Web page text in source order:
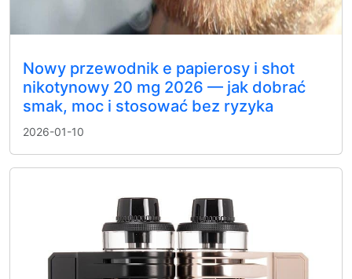
Nowy przewodnik e papierosy i shot
nikotynowy 20 mg 2026 — jak dobrać
smak, moc i stosować bez ryzyka
2026-01-10